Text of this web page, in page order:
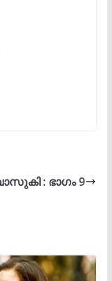
: ഭാഗം 9